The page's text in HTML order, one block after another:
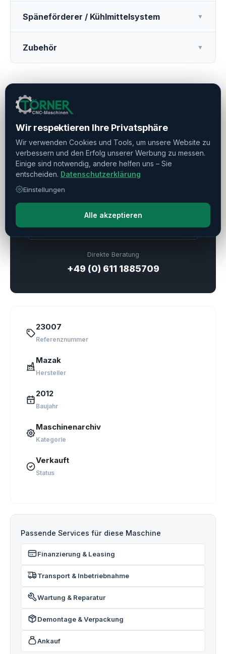
Späneförderer / Kühlmittelsystem ▼
Zubehör ▼
Verkauft
Haben Sie weitere Fragen?
Frage stellen
Direkte Beratung
+49 (0) 611 1885709
23007
Referenznummer
Mazak
Hersteller
2012
Baujahr
Maschinenarchiv
Kategorie
Verkauft
Status
Passende Services für diese Maschine
Finanzierung & Leasing
Transport & Inbetriebnahme
Wartung & Reparatur
Demontage & Verpackung
Ankauf
Wir respektieren Ihre Privatsphäre
Wir verwenden Cookies und Tools, um unsere Website zu
verbessern und den Erfolg unserer Werbung zu messen.
Einige sind notwendig, andere helfen uns – Sie
entscheiden. Datenschutzerklärung
Einstellungen
Alle akzeptieren